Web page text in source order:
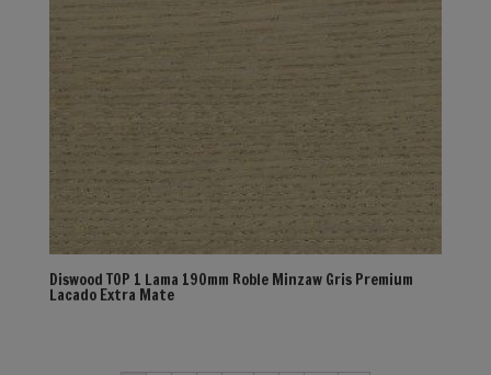
Diswood TOP 1 Lama 190mm Roble Minzaw Gris Premium
Lacado Extra Mate